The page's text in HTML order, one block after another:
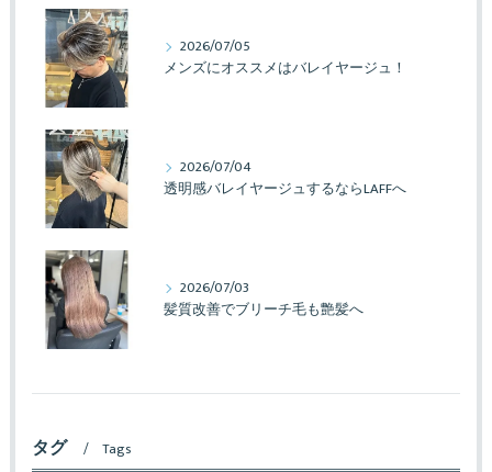
2026/07/05
メンズにオススメはバレイヤージュ！
2026/07/04
透明感バレイヤージュするならLAFFへ
2026/07/03
髪質改善でブリーチ毛も艶髪へ
タグ Tags